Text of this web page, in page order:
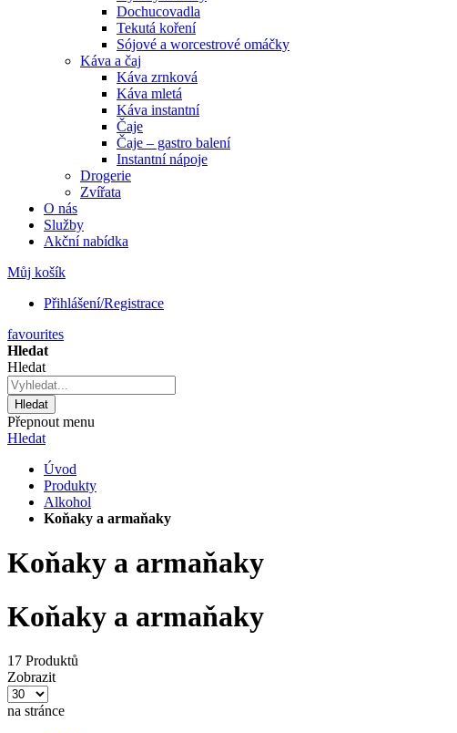
Dochucovadla
Tekutá koření
Sójové a worcestrové omáčky
Káva a čaj
Káva zrnková
Káva mletá
Káva instantní
Čaje
Čaje – gastro balení
Instantní nápoje
Drogerie
Zvířata
O nás
Služby
Akční nabídka
Můj košík
Přihlášení/Registrace
favourites
Hledat
Hledat
Hledat
Přepnout menu
Hledat
Úvod
Produkty
Alkohol
Koňaky a armaňaky
Koňaky a armaňaky
Koňaky a armaňaky
17 Produktů
Zobrazit
na stránce